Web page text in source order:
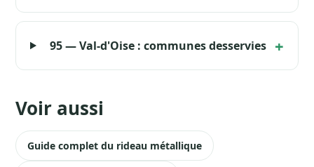
95 — Val-d'Oise : communes desservies
Voir aussi
Guide complet du rideau métallique